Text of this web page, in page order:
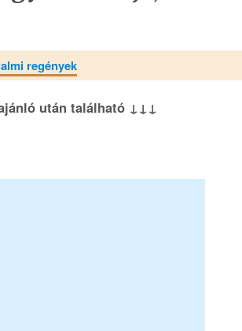
regények
után található ↓↓↓